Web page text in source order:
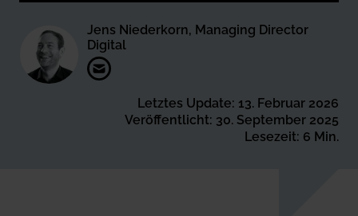
Jens Niederkorn, Managing Director
Digital
Letztes Update: 13. Februar 2026
Veröffentlicht: 30. September 2025
Lesezeit: 6 Min.